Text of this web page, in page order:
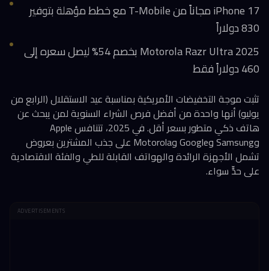
iPhone 17 مجاناً من T-Mobile مع خطط مؤهلة بتوفير
830 دولاراً
Motorola Razr Ultra 2025 بخصم 54% ليصل سعره إلى
460 دولاراً فقط
تثبت موجة التخفيضات الأمريكية بمناسبة عيد الاستقلال (الرابع من
يوليو) أنها واحدة من أفضل فرص الشراء السنوية لمن يبحث عن
هاتف ذكي متطور بسعر أقل. في 2025، تتنافس Apple
وSamsung وGoogle وMotorola على جذب المشترين بعروض
تشمل الأجهزة الرائدة والهواتف القابلة للطي والفئة الاقتصادية
على حدٍّ سواء.
ADVERTISEMENTS